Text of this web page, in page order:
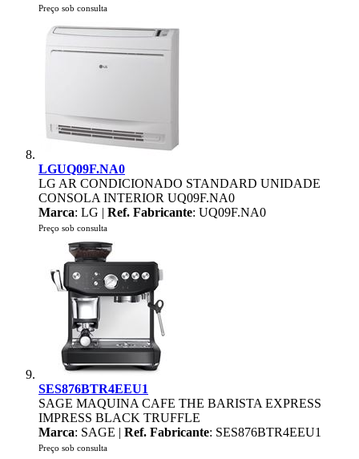
Preço sob consulta
LGUQ09F.NA0
LG AR CONDICIONADO STANDARD UNIDADE
CONSOLA INTERIOR UQ09F.NA0
Marca: LG | Ref. Fabricante: UQ09F.NA0
Preço sob consulta
SES876BTR4EEU1
SAGE MAQUINA CAFE THE BARISTA EXPRESS
IMPRESS BLACK TRUFFLE
Marca: SAGE | Ref. Fabricante: SES876BTR4EEU1
Preço sob consulta